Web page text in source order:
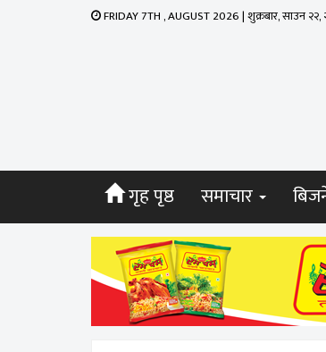
FRIDAY 7TH , AUGUST 2026 | शुक्रबार, साउन २२,
गृह पृष्ठ समाचार